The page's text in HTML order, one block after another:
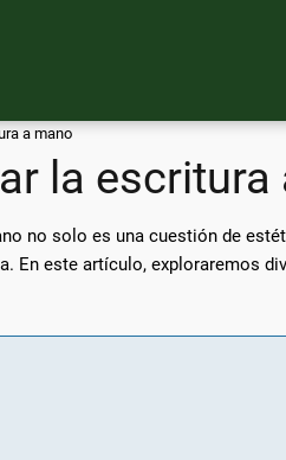
a mano
la escritura
no solo es una cuestión de
este artículo, exploraremos